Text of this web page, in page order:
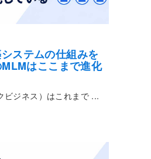
ステムの仕組みを
はここまで進化
ビジネス）はこれまで ...